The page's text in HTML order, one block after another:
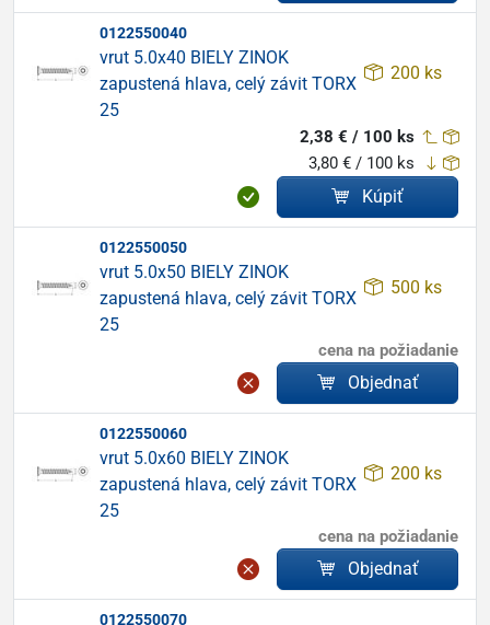
0122550040
vrut 5.0x40 BIELY ZINOK
zapustená hlava, celý závit TORX
25
200 ks
2,38 € / 100 ks
3,80 € / 100 ks
Kúpiť
0122550050
vrut 5.0x50 BIELY ZINOK
zapustená hlava, celý závit TORX
25
500 ks
cena na požiadanie
Objednať
0122550060
vrut 5.0x60 BIELY ZINOK
zapustená hlava, celý závit TORX
25
200 ks
cena na požiadanie
Objednať
0122550070